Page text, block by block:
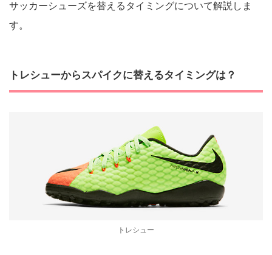
サッカーシューズを替えるタイミングについて解説しま
す。
トレシューからスパイクに替えるタイミングは？
トレシュー